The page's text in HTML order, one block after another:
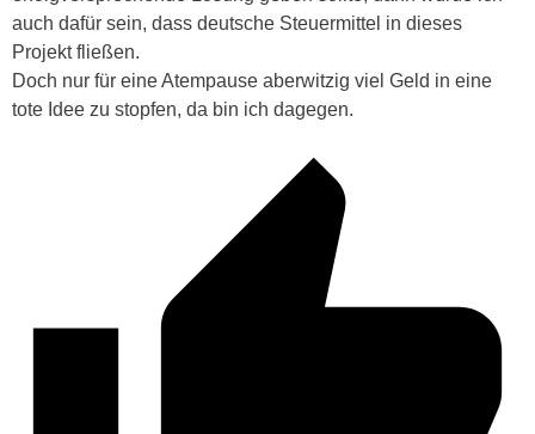
auch dafür sein, dass deutsche Steuermittel in dieses
Projekt fließen.
Doch nur für eine Atempause aberwitzig viel Geld in eine
tote Idee zu stopfen, da bin ich dagegen.